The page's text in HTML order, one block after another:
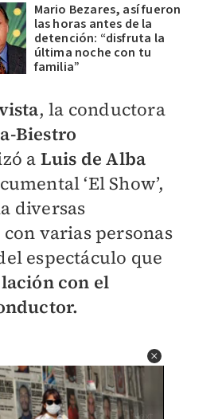
Mario Bezares, así fueron
las horas antes de la
detención: “disfruta la
última noche con tu
familia”
, la conductora
Biestro
a Luis de Alba
‘El Show’,
diversas
varias personas
espectáculo que
con el